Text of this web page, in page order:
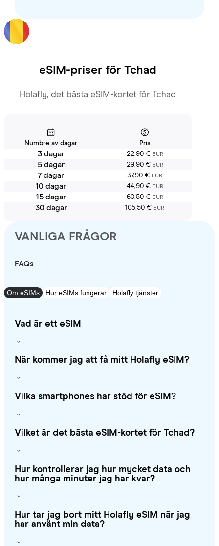
eSIM-priser för Tchad
Holafly, det bästa eSIM-kortet för Tchad
Numbre av dagar Pris
3 dagar 22,90 € EUR
5 dagar 29,90 € EUR
7 dagar 37,90 € EUR
10 dagar 44,90 € EUR
15 dagar 60,50 € EUR
30 dagar 105,50 € EUR
VANLIGA FRÅGOR
FAQs
Om eSIMs Hur eSIMs fungerar Holafly tjänster
Vad är ett eSIM
När kommer jag att få mitt Holafly eSIM?
Vilka smartphones har stöd för eSIM?
Vilket är det bästa eSIM-kortet för Tchad?
Hur kontrollerar jag hur mycket data och
hur många minuter jag har kvar?
Hur tar jag bort mitt Holafly eSIM när jag
har använt min data?